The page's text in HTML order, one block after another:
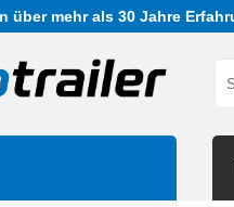
über mehr als 30 Jahre